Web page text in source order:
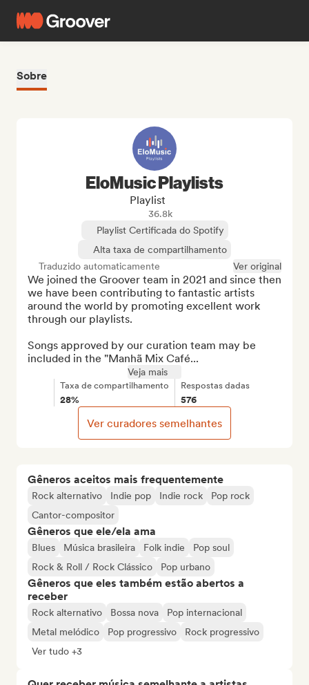
Sobre
Gêneros aceitos mais frequentemente
Rock alternativo Indie pop Indie rock
Pop rock
Cantor-compositor
Gêneros que ele/ela ama
Blues Música brasileira Folk indie
Pop soul
Rock & Roll / Rock Clássico
Pop urbano
Gêneros que eles também estão abertos a
receber
Rock alternativo Bossa nova
Pop internacional
Metal melódico
Pop progressivo
Rock progressivo
Ver tudo +3
EloMusic Playlists
Playlist
36.8k
Playlist Certificada do Spotify
Alta taxa de compartilhamento
Traduzido automaticamente
Ver original
We joined the Groover team in 2021 and since then
we have been contributing to fantastic artists
around the world by promoting excellent work
through our playlists.
Songs approved by our curation team may be
included in the "Manhã Mix Café...
Veja mais
Taxa de compartilhamento
28%
Respostas dadas
576
Ver curadores semelhantes